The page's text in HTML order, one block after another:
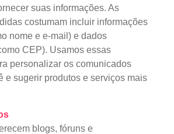
suas informações. As
costumam incluir informações
nome e e-mail) e dados
CEP). Usamos essas
personalizar os comunicados
e sugerir produtos e serviços mais
blogs, fóruns e